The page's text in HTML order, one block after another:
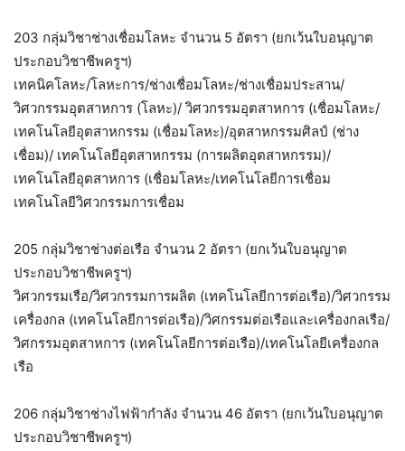
203 กลุ่มวิชาช่างเชื่อมโลหะ จำนวน 5 อัตรา (ยกเว้นใบอนุญาต
ประกอบวิชาชีพครูฯ)
เทคนิคโลหะ/โลหะการ/ช่างเชื่อมโลหะ/ช่างเชื่อมประสาน/
วิศวกรรมอุตสาหการ (โลหะ)/ วิศวกรรมอุตสาหการ (เชื่อมโลหะ/
เทคโนโลยีอุตสาหกรรม (เชื่อมโลหะ)/อุตสาหกรรมศิลป์ (ช่าง
เชื่อม)/ เทคโนโลยีอุตสาหกรรม (การผลิตอุตสาหกรรม)/
เทคโนโลยีอุตสาหการ (เชื่อมโลหะ/เทคโนโลยีการเชื่อม
เทคโนโลยีวิศวกรรมการเชื่อม
205 กลุ่มวิชาช่างต่อเรือ จำนวน 2 อัตรา (ยกเว้นใบอนุญาต
ประกอบวิชาชีพครูฯ)
วิศวกรรมเรือ/วิศวกรรมการผลิต (เทคโนโลยีการต่อเรือ)/วิศวกรรม
เครื่องกล (เทคโนโลยีการต่อเรือ)/วิศกรรมต่อเรือและเครื่องกลเรือ/
วิศกรรมอุตสาหการ (เทคโนโลยีการต่อเรือ)/เทคโนโลยีเครื่องกล
เรือ
206 กลุ่มวิชาช่างไฟฟ้ากำลัง จำนวน 46 อัตรา (ยกเว้นใบอนุญาต
ประกอบวิชาชีพครูฯ)